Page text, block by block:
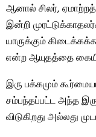
ஆனால் சிலர்,
இன்றி
யாருக்கும்
என்ற ஆயுதத்தை
இரு பக்கமும்
சம்பந்தப்பட்ட அந்த
விடுகிறது அல்லது